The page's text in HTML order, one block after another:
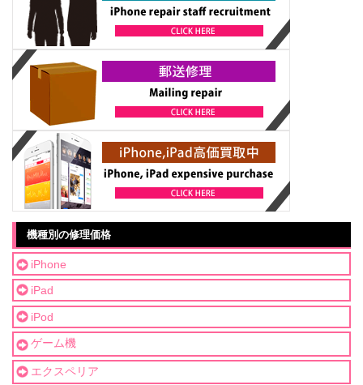
機種別の修理価格
iPhone
iPad
iPod
ゲーム機
エクスペリア